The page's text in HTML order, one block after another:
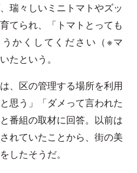
瑞々しいミニトマトやズッ
てられ、「トマトとっても
かくしてください（※マ
たという。
、区の管理する場所を利用
思う」「ダメって言われた
番組の取材に回答。以前は
れていたことから、街の美
したそうだ。